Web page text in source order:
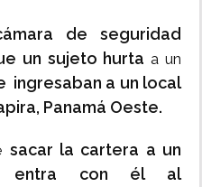
de seguridad
un sujeto hurta a un
ingresaban a un local
Panamá Oeste.
sacar la cartera a un
entra con él al